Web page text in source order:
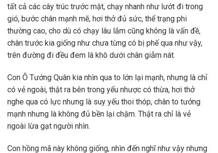
tất cả các cây trúc trước mặt, chạy nhanh như lướt đi trong
gió, bước chân mạnh mẽ, hơi thở đủ sức, thể trạng phi
thường cao, cho dù có chạy lâu lắm cũng không là vấn đề,
chân trước kia giống như chưa từng có bị phế qua như vậy,
trên đường đi đều đem lá khô dưới chân giẫm nát.
Con Ô Tướng Quân kia nhìn qua to lớn lại mạnh, nhưng là chỉ
có vẻ ngoài, thật ra bên trong yếu nhược có thừa, hơi thở
nghe qua có lực nhưng là suy yếu thoi thóp, chân to tưởng
mạnh nhưng là không đủ bền lại chậm. Thật ra chỉ là vẻ
ngoài lừa gạt người nhìn.
Con hồng mã này không giống, nhìn đến nghĩ như vậy nhưng